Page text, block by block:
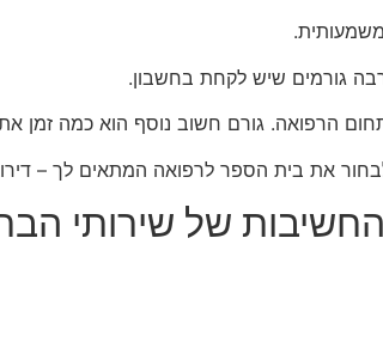
גורמים שיש לקחת בחשבון.
הרפואה. גורם חשוב נוסף הוא כמה זמן
לבחור את בית הספר לרפואה המתאים לך –
של שירותי